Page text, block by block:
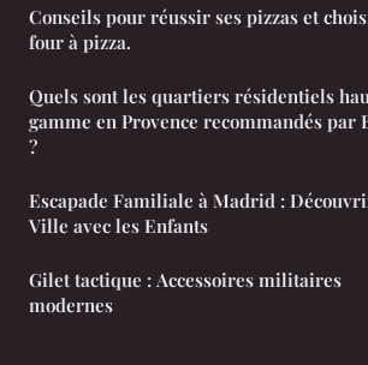
Conseils pour réussir ses pizzas et
four à pizza.
Quels sont les quartiers résidentiels
gamme en Provence recommandés par
?
Escapade Familiale à Madrid :
Ville avec les Enfants
Gilet tactique : Accessoires militaires
modernes